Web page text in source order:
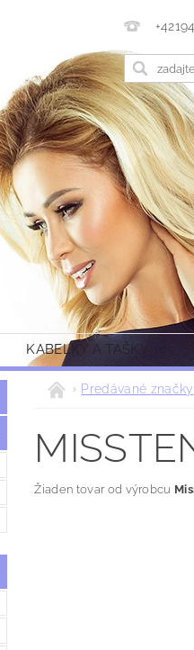
KABELKY A TAŠKY
Predávané značky
Žiaden tovar od výrobcu